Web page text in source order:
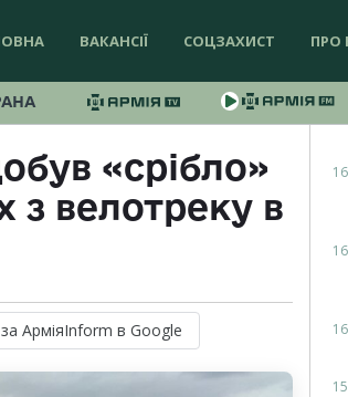
ВАКАНСІЇ СОЦЗАХИСТ ПРО
«срібло»
з велотреку в
за АрміяInform в Google